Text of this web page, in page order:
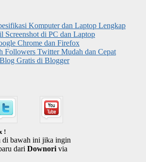
Komputer dan Laptop Lengkap
Screenshot di PC dan Laptop
Chrome dan Firefox
Followers Twitter Mudah dan Cepat
Gratis di Blogger
!
di bawah ini jika ingin
dari Downori via